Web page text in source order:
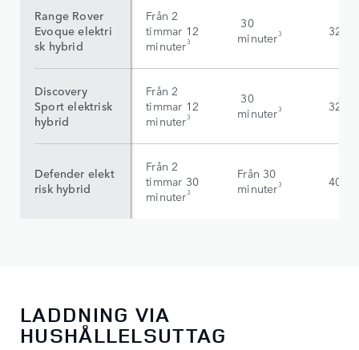
Från 2
timmar 12
minuter3
30
minuter3 32
Från 2
timmar 12
minuter3
30
minuter3 32
Från 2
timmar 30
minuter3
Från 30
minuter3 40
Range Rover
Evoque elektri
sk hybrid
Discovery
Sport elektrisk
hybrid
Defender elekt
risk hybrid
LADDNING VIA
HUSHÅLLELSUTTAG